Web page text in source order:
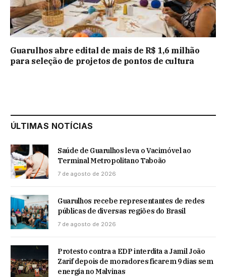
Guarulhos abre edital de mais de R$ 1,6 milhão
para seleção de projetos de pontos de cultura
ÚLTIMAS NOTÍCIAS
Saúde de Guarulhos leva o Vacimóvel ao
Terminal Metropolitano Taboão
7 de agosto de 2026
Guarulhos recebe representantes de redes
públicas de diversas regiões do Brasil
7 de agosto de 2026
Protesto contra a EDP interdita a Jamil João
Zarif depois de moradores ficarem 9 dias sem
energia no Malvinas